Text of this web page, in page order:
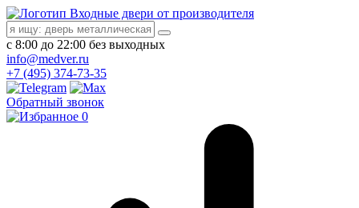
Входные двери от производителя
с 8:00 до 22:00 без выходных
info@medver.ru
+7 (495) 374-73-35
Обратный звонок
0